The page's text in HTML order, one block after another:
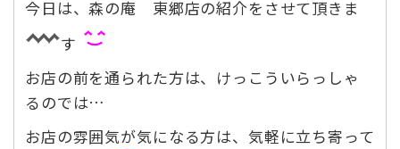
今日は、森の庵 東郷店の紹介をさせて頂きま
す
お店の前を通られた方は、けっこういらっしゃ
るのでは…
お店の雰囲気が気になる方は、気軽に立ち寄って